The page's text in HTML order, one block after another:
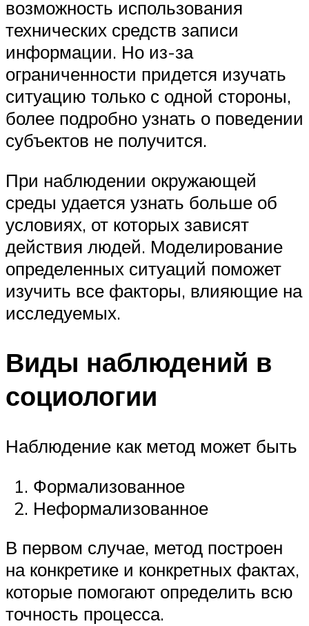
возможность использования
технических средств записи
информации. Но из-за
ограниченности придется изучать
ситуацию только с одной стороны,
более подробно узнать о поведении
субъектов не получится.
При наблюдении окружающей
среды удается узнать больше об
условиях, от которых зависят
действия людей. Моделирование
определенных ситуаций поможет
изучить все факторы, влияющие на
исследуемых.
Виды наблюдений в
социологии
Наблюдение как метод может быть
Формализованное
Неформализованное
В первом случае, метод построен
на конкретике и конкретных фактах,
которые помогают определить всю
точность процесса.